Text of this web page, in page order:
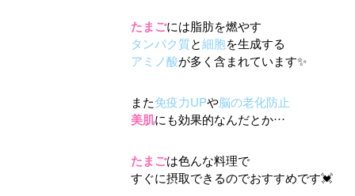
たまごには脂肪を燃やす
タンパク質と細胞を生成する
アミノ酸が多く含まれています✨
また免疫力UPや脳の老化防止
美肌にも効果的なんだとか…
たまごは色んな料理で
すぐに摂取できるのでおすすめです💓